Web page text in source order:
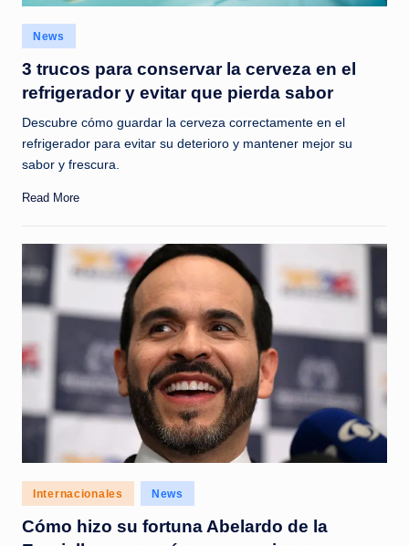
Posted
in
News
3 trucos para conservar la cerveza en el
refrigerador y evitar que pierda sabor
Descubre cómo guardar la cerveza correctamente en el
refrigerador para evitar su deterioro y mantener mejor su
sabor y frescura.
Read More
Posted
in
Internacionales News
Cómo hizo su fortuna Abelardo de la